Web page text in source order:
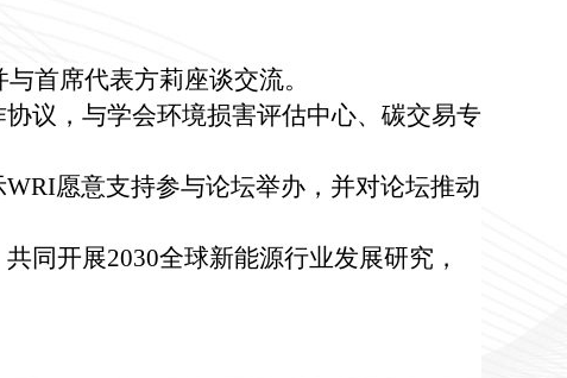
首席代表方莉座谈交流。
议，与学会环境损害评估中心、碳交易专
WRI愿意支持参与论坛举办，并对论坛推动
同开展2030全球新能源行业发展研究，